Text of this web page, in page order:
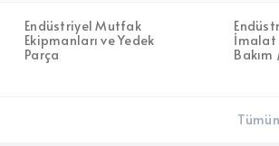
Endüstriyel Mutfak
Ekipmanları ve Yedek
Parça
İmalat
Bakım